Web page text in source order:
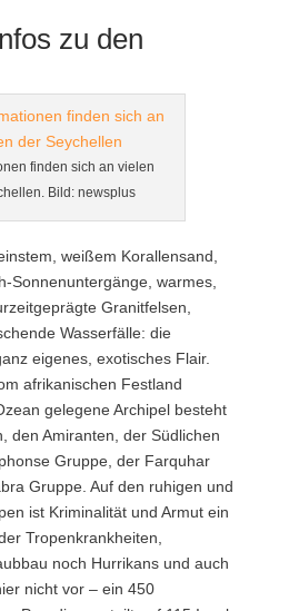
zu den
finden sich an vielen
Bild: newsplus
weißem Korallensand,
Sonnenuntergänge, warmes,
Granitfelsen,
Wasserfälle: die
eigenes, exotisches Flair.
afrikanischen Festland
gelegene Archipel besteht
den Amiranten, der Südlichen
Gruppe, der Farquhar
Gruppe. Auf den ruhigen und
ist Kriminalität und Armut ein
Tropenkrankheiten,
noch Hurrikans und auch
nicht vor – ein 450